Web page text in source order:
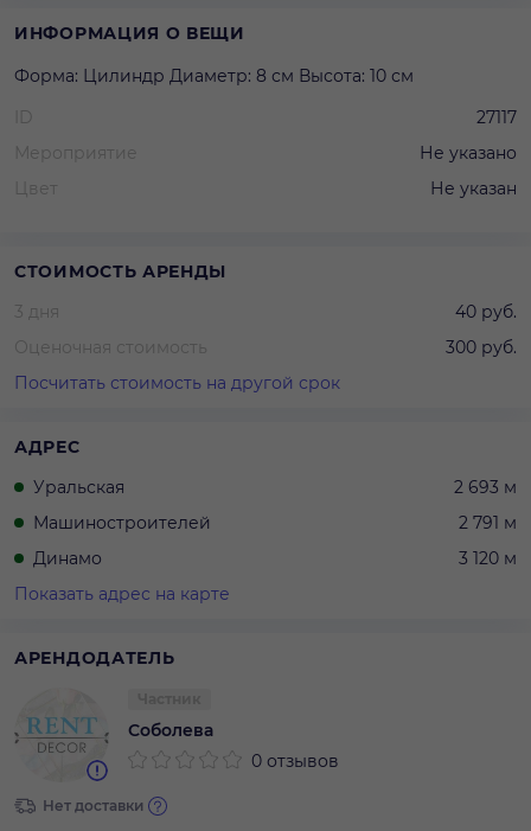
ИНФОРМАЦИЯ О ВЕЩИ
Форма: Цилиндр Диаметр: 8 см Высота: 10 см
ID
27117
Мероприятие
Не указано
Цвет
Не указан
СТОИМОСТЬ АРЕНДЫ
3 дня
40 руб.
Оценочная стоимость
300 руб.
Посчитать стоимость на другой срок
АДРЕС
Уральская
2 693 м
Машиностроителей
2 791 м
Динамо
3 120 м
Показать адрес на карте
АРЕНДОДАТЕЛЬ
Соболева
0 отзывов
Нет доставки